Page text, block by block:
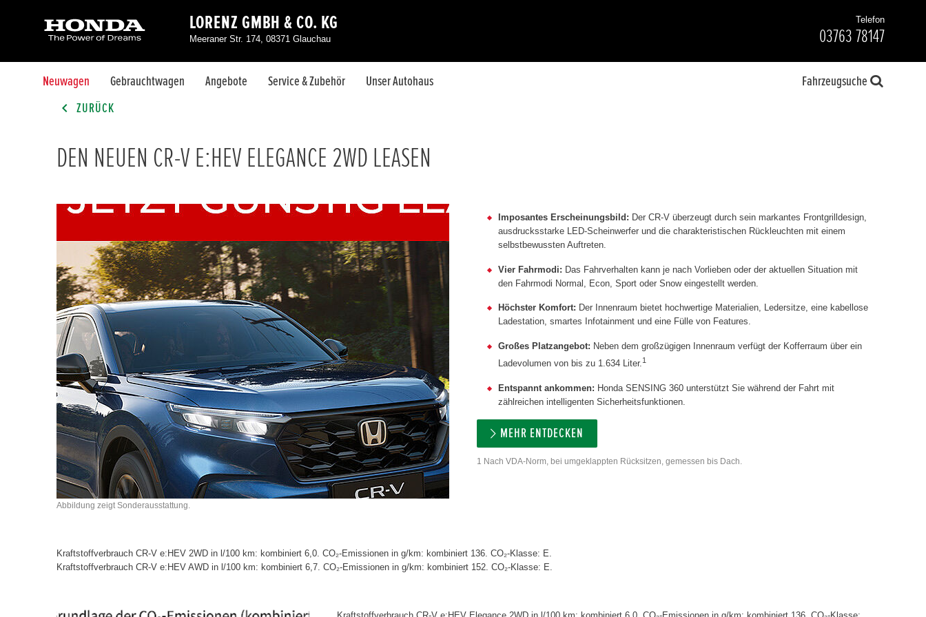
LORENZ GMBH & CO. KG
Meeraner Str. 174, 08371 Glauchau
Telefon
03763 78147
Neuwagen Gebrauchtwagen Angebote Service & Zubehör Unser Autohaus Fahrzeugsuche
ZURÜCK
DEN NEUEN CR-V E:HEV ELEGANCE 2WD LEASEN
Abbildung zeigt Sonderausstattung.
Imposantes Erscheinungsbild: Der CR-V überzeugt durch sein markantes Frontgrilldesign,
ausdrucksstarke LED-Scheinwerfer und die charakteristischen Rückleuchten mit einem
selbstbewussten Auftreten.
Vier Fahrmodi: Das Fahrverhalten kann je nach Vorlieben oder der aktuellen Situation mit
den Fahrmodi Normal, Econ, Sport oder Snow eingestellt werden.
Höchster Komfort: Der Innenraum bietet hochwertige Materialien, Ledersitze, eine kabellose
Ladestation, smartes Infotainment und eine Fülle von Features.
Großes Platzangebot: Neben dem großzügigen Innenraum verfügt der Kofferraum über ein
Ladevolumen von bis zu 1.634 Liter.1
Entspannt ankommen: Honda SENSING 360 unterstützt Sie während der Fahrt mit
zählreichen intelligenten Sicherheitsfunktionen.
MEHR ENTDECKEN
1 Nach VDA-Norm, bei umgeklappten Rücksitzen, gemessen bis Dach.
Kraftstoffverbrauch CR-V e:HEV 2WD in l/100 km: kombiniert 6,0. CO₂-Emissionen in g/km: kombiniert 136. CO₂-Klasse: E.
Kraftstoffverbrauch CR-V e:HEV AWD in l/100 km: kombiniert 6,7. CO₂-Emissionen in g/km: kombiniert 152. CO₂-Klasse: E.
Kraftstoffverbrauch CR-V e:HEV Elegance 2WD in l/100 km: kombiniert 6,0. CO₂-Emissionen in g/km: kombiniert 136. CO₂-Klasse: